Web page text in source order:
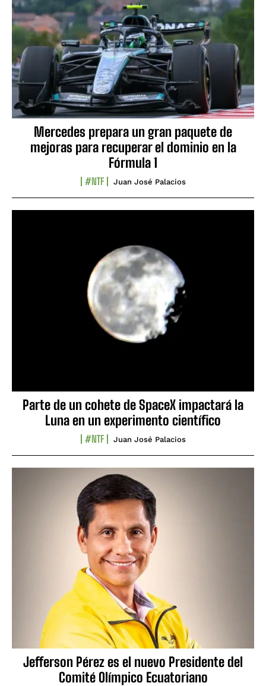
Mercedes prepara un gran paquete de
mejoras para recuperar el dominio en la
Fórmula 1
#NTF Juan José Palacios
Parte de un cohete de SpaceX impactará la
Luna en un experimento científico
#NTF Juan José Palacios
Jefferson Pérez es el nuevo Presidente del
Comité Olímpico Ecuatoriano